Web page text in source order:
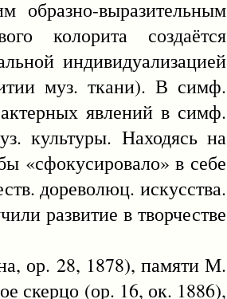
образно-выразительным
колорита создаётся
индивидуализацией
муз. ткани). В симф.
явлений в симф.
культуры. Находясь на
«сфокусировало» в себе
дореволюц. искусства.
развитие в творчестве
ор. 28, 1878), памяти М.
скерцо (ор. 16, ок. 1886),